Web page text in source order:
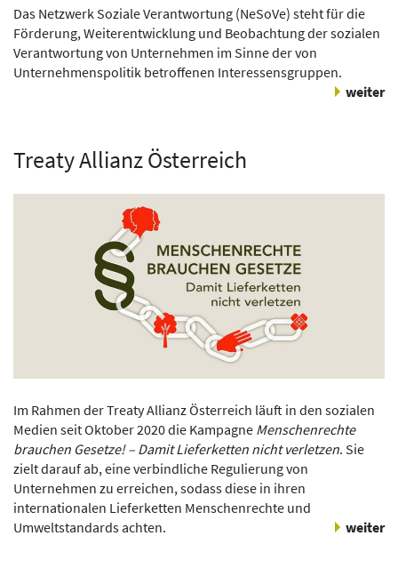
Das Netzwerk Soziale Verantwortung (NeSoVe) steht für die
Förderung, Weiterentwicklung und Beobachtung der sozialen
Verantwortung von Unternehmen im Sinne der von
Unternehmenspolitik betroffenen Interessensgruppen.
weiter
Treaty Allianz Österreich
Im Rahmen der Treaty Allianz Österreich läuft in den sozialen
Medien seit Oktober 2020 die Kampagne Menschenrechte
brauchen Gesetze! – Damit Lieferketten nicht verletzen. Sie
zielt darauf ab, eine verbindliche Regulierung von
Unternehmen zu erreichen, sodass diese in ihren
internationalen Lieferketten Menschenrechte und
Umweltstandards achten.
weiter